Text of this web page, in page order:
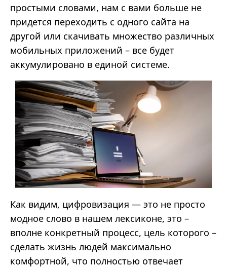
простыми словами, нам с вами больше не
придется переходить с одного сайта на
другой или скачивать множество различных
мобильных приложений – все будет
аккумулировано в единой системе.
Как видим, цифровизация — это не просто
модное слово в нашем лексиконе, это –
вполне конкретный процесс, цель которого –
сделать жизнь людей максимально
комфортной, что полностью отвечает